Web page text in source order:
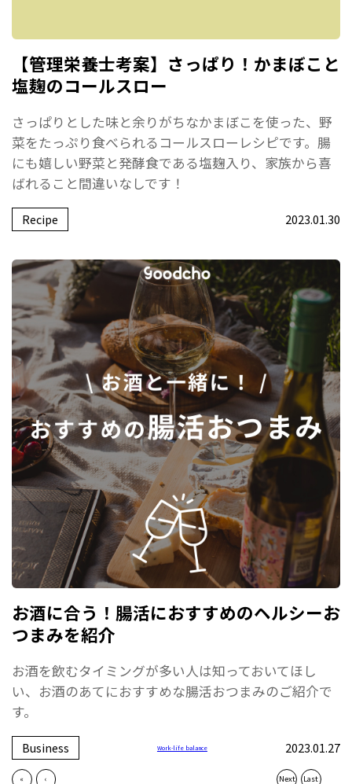
【管理栄養士考案】さっぱり！かまぼこと
塩麹のコールスロー
さっぱりとした味と余りがちなかまぼこを使った、野
菜をたっぷり食べられるコールスローレシピです。腸
にも嬉しい野菜と発酵食である塩麹入り、家族から喜
ばれること間違いなしです！
Recipe 2023.01.30
お酒に合う！腸活におすすめのヘルシーお
つまみを紹介
お酒を飲むタイミングが多い人は知っておいてほし
い、お酒のあてにおすすめな腸活おつまみのご紹介で
す。
Business Work-life balance 2023.01.27
« ‹ Next Last